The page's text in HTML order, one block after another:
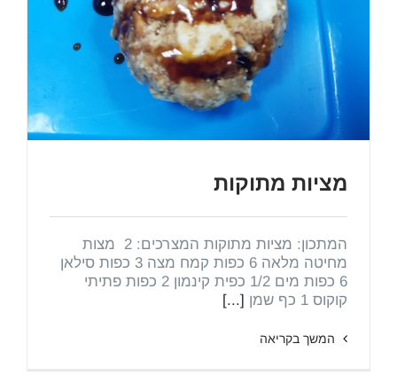
מציות מתוקות
המתכון: מציות מתוקות המצרכים: 2 מצות
מחיטה מלאה 6 כפות קמח מצה 3 כפות סילאן
6 כפות מים 1/2 כפית קינמון 2 כפות פתיתי
קוקוס 1 כף שמן
[...]
המשך בקריאה